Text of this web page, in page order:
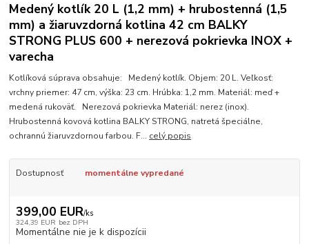
Medený kotlík 20 L (1,2 mm) + hrubostenná (1,5
mm) a žiaruvzdorná kotlina 42 cm BALKY
STRONG PLUS 600 + nerezová pokrievka INOX +
varecha
Kotlíková súprava obsahuje: Medený kotlík. Objem: 20 L. Veľkosť:
vrchny priemer: 47 cm, výška: 23 cm. Hrúbka: 1,2 mm. Materiál: meď +
medená rukoväť. Nerezová pokrievka Materiál: nerez (inox).
Hrubostenná kovová kotlina BALKY STRONG, natretá špeciálne,
ochrannú žiaruvzdornou farbou. F... celý popis
Dostupnosť momentálne vypredané
399,00 EUR/ks
324,39 EUR bez DPH
Momentálne nie je k dispozícii